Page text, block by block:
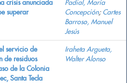
crisis anunciada
superar
Padial, María
Concepción; Cartes
Barroso, Manuel
Jesús
servicio de
de residuos
de la Colonia
Santa Tecla
Iraheta Argueta,
Walter Alonso